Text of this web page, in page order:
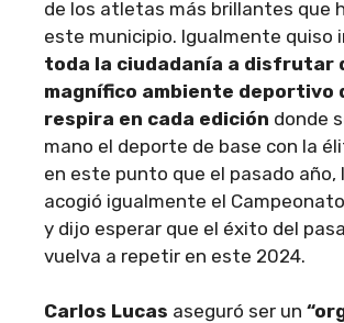
de los atletas más brillantes que
este municipio. Igualmente quiso i
toda la ciudadanía a disfrutar
magnífico ambiente deportivo
respira en cada edición donde
mano el deporte de base con la
en este punto que el pasado año,
acogió igualmente el
y dijo esperar que el éxito del
vuelva a repetir en este 2024.
Carlos Lucas aseguró ser un